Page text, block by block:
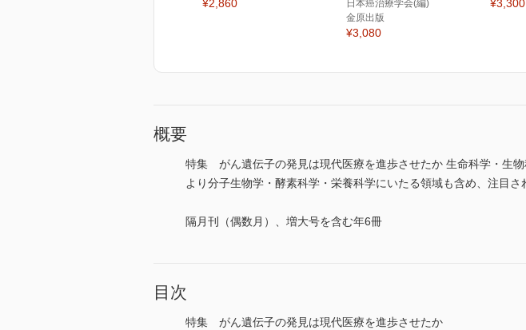
¥2,860
日本癌治療学会(編)
金原出版
¥3,080
¥3,300
概要
特集 がん遺伝子の発見は現代医療を進歩させたか 生命科学・生
より分子生物学・酵素科学・栄養科学にいたる領域も含め、注目
隔月刊（偶数月）、増大号を含む年6冊
目次
特集 がん遺伝子の発見は現代医療を進歩させたか